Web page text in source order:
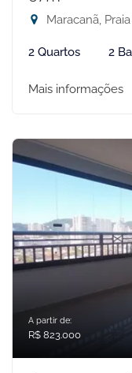
Maracanã,
2 Quartos 2
Mais informações
A partir de:
R$ 823.000